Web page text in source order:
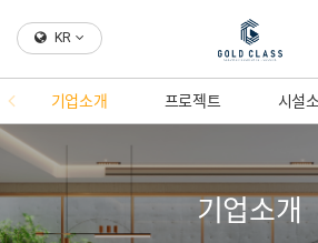
KR
기업소개 프로젝트 시설
기업소개